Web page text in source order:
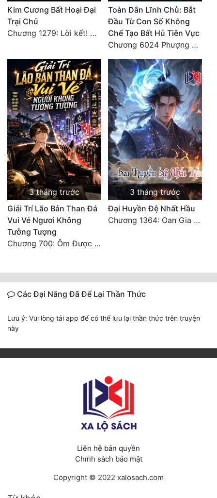
Kim Cương Bất Hoại Đại
Trại Chủ
Chương 1279: Lời kết! Giang hồ hẹn ngày gặp lại!
Toàn Dân Lĩnh Chủ: Bắt
Đầu Từ Con Số Không
Chế Tạo Bất Hủ Tiên Vực
Chương 6024 Phượng Tổ giúp ta! Mở lại luân hồi!
3 tháng trước
Giải Trí Lão Bản Than Đá
Vui Vẻ Ngươi Không
Tưởng Tượng
Chương 700: Ôm Được Mỹ Nhân Về (Đại Kết Cục)
3 tháng trước
Đại Huyền Đệ Nhất Hầu
Chương 1364: Oan Gia Ngõ Hẹp
Các Đại Năng Đã Để Lại Thần Thức
Lưu ý: Vui lòng tải app để có thể lưu lại thần thức trên truyện
này
Liên hệ bản quyền
Chính sách bảo mật
Copyright © 2022 xalosach.com